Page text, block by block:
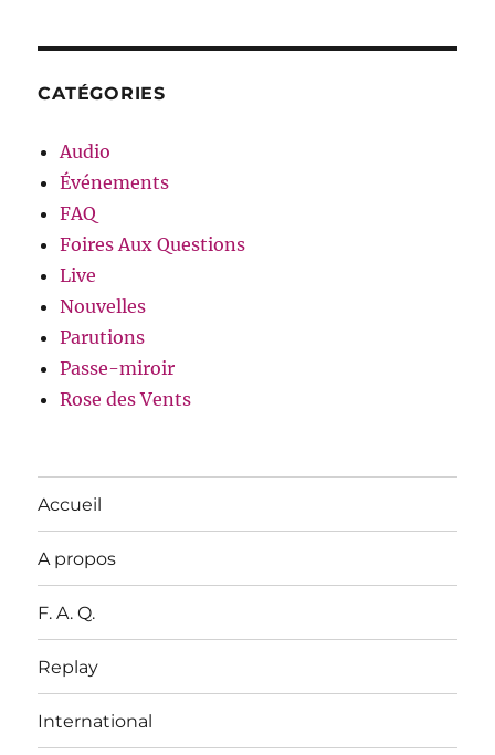
CATÉGORIES
Audio
Événements
FAQ
Foires Aux Questions
Live
Nouvelles
Parutions
Passe-miroir
Rose des Vents
Accueil
A propos
F. A. Q.
Replay
International